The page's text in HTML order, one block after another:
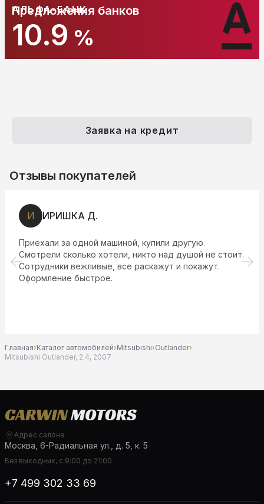
АЛЬФА-БАНК
10.9 %
Предложения банков
Заявка на кредит
Отзывы покупателей
В Владимир Арих
Автосалон рекомендую! Менеджера Сергея советую
как профессионала.
Главная›Каталог автомобилей›Mitsubishi›Outlander›
Mitsubishi Outlander, 2.4, 2007
Адрес салона
Москва, 6-Радиальная ул., д. 5, к. 5
Без выходных, с 9:00 до 21:00
+7 499 302 33 69